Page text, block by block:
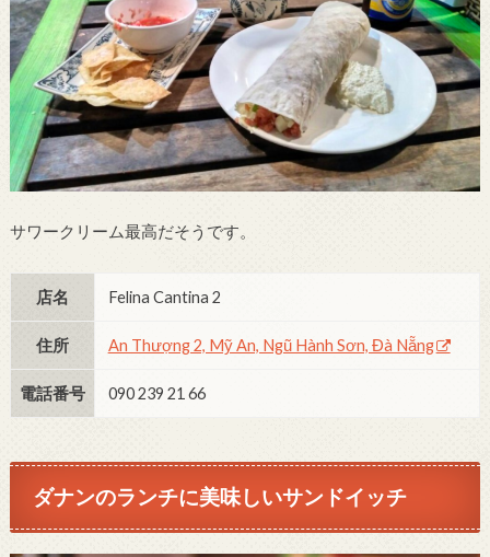
サワークリーム最高だそうです。
店名 Felina Cantina 2
住所 An Thượng 2, Mỹ An, Ngũ Hành Sơn, Đà Nẵng
電話番号 090 239 21 66
ダナンのランチに美味しいサンドイッチ